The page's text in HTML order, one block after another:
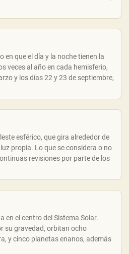
en que el día y la noche tienen la
veces al año en cada hemisferio,
y los días 22 y 23 de septiembre,
esférico, que gira alrededor de
propia. Lo que se considera o no
revisiones por parte de los
en el centro del Sistema Solar.
su gravedad, orbitan ocho
y cinco planetas enanos, además